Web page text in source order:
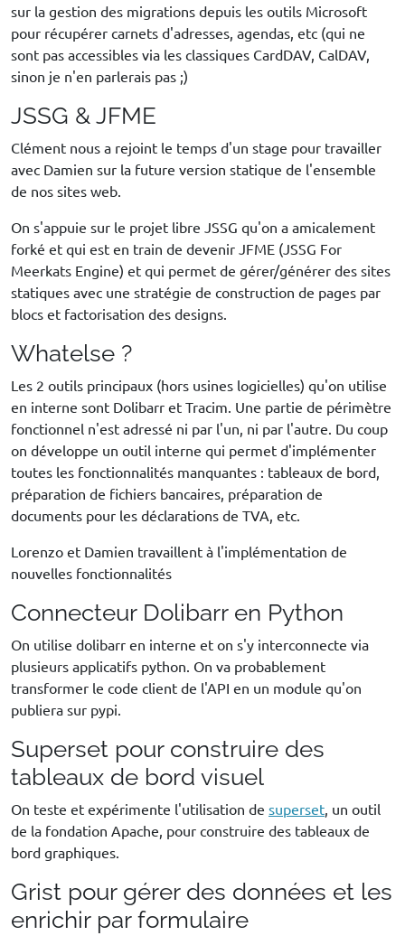
sur la gestion des migrations depuis les outils Microsoft
pour récupérer carnets d'adresses, agendas, etc (qui ne
sont pas accessibles via les classiques CardDAV, CalDAV,
sinon je n'en parlerais pas ;)
JSSG & JFME
Clément nous a rejoint le temps d'un stage pour travailler
avec Damien sur la future version statique de l'ensemble
de nos sites web.
On s'appuie sur le projet libre JSSG qu'on a amicalement
forké et qui est en train de devenir JFME (JSSG For
Meerkats Engine) et qui permet de gérer/générer des sites
statiques avec une stratégie de construction de pages par
blocs et factorisation des designs.
Whatelse ?
Les 2 outils principaux (hors usines logicielles) qu'on utilise
en interne sont Dolibarr et Tracim. Une partie de périmètre
fonctionnel n'est adressé ni par l'un, ni par l'autre. Du coup
on développe un outil interne qui permet d'implémenter
toutes les fonctionnalités manquantes : tableaux de bord,
préparation de fichiers bancaires, préparation de
documents pour les déclarations de TVA, etc.
Lorenzo et Damien travaillent à l'implémentation de
nouvelles fonctionnalités
Connecteur Dolibarr en Python
On utilise dolibarr en interne et on s'y interconnecte via
plusieurs applicatifs python. On va probablement
transformer le code client de l'API en un module qu'on
publiera sur pypi.
Superset pour construire des
tableaux de bord visuel
On teste et expérimente l'utilisation de superset, un outil
de la fondation Apache, pour construire des tableaux de
bord graphiques.
Grist pour gérer des données et les
enrichir par formulaire